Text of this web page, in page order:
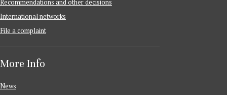
Recommendations and other decisions
International networks
File a complaint
More Info
News